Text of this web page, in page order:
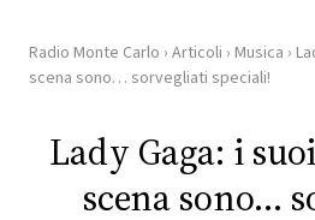
HOME
RADIO
WEB
Radio Monte Carlo › Articoli › Musica ›
scena sono… sorvegliati speciali!
Lady Gaga: i
scena sono…